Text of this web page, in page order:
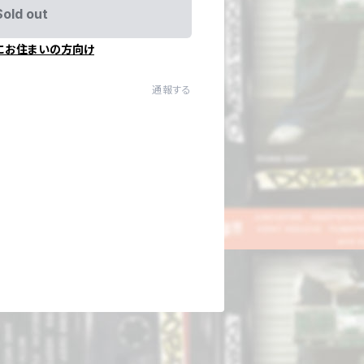
out
お住まいの方向け
通報する